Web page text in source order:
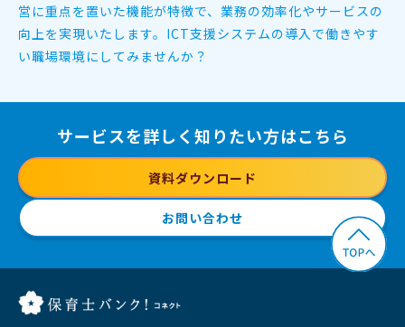
営に重点を置いた機能が特徴で、 業務の効率化やサービスの
向上を実現いたします。 ICT支援システムの導入で働きやす
い職場環境にしてみませんか？
サービスを詳しく知りたい方はこちら
資料ダウンロード
お問い合わせ